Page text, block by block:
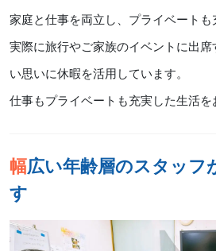
家庭と仕事を両立し、プライベートも
実際に旅行やご家族のイベントに出
い思いに休暇を活用しています。
仕事もプライベートも充実した生活を
幅広い年齢層のスタッフが在籍していま
す